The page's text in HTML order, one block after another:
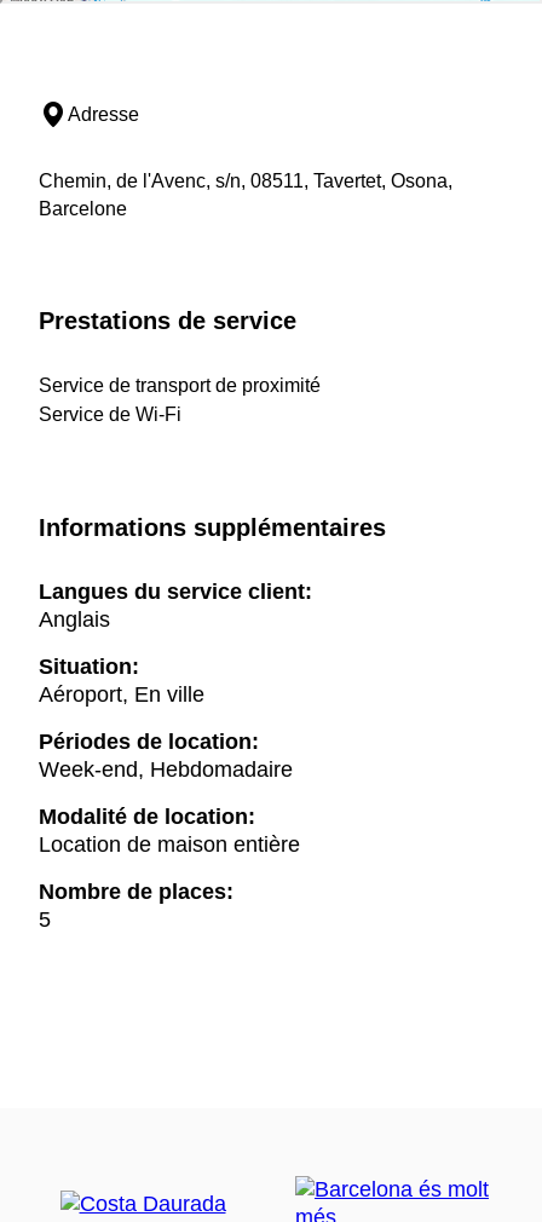
Adresse
Chemin, de l'Avenc, s/n, 08511, Tavertet, Osona,
Barcelone
Prestations de service
Service de transport de proximité
Service de Wi-Fi
Informations supplémentaires
Langues du service client:
Anglais
Situation:
Aéroport, En ville
Périodes de location:
Week-end, Hebdomadaire
Modalité de location:
Location de maison entière
Nombre de places:
5